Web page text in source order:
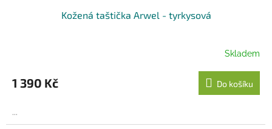
Kožená taštička Arwel - tyrkysová
Skladem
1 390 Kč Do košíku
...